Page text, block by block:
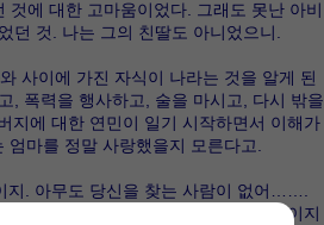
것에 대한 고마움이었다. 그래도 못난 아비
던 것. 나는 그의 친딸도 아니었으니.
사이에 가진 자식이 나라는 것을 알게 된
, 폭력을 행사하고, 술을 마시고, 다시 밖을
지에 대한 연민이 일기 시작하면서 이해가
엄마를 정말 사랑했을지 모른다고.
지. 아무도 당신을 찾는 사람이 없어…….
이 중얼거렸다. 재혼한 엄마는 불러들이지